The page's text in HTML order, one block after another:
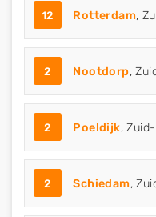
12 Rotterdam,
2 Nootdorp,
2 Poeldijk,
2 Schiedam,